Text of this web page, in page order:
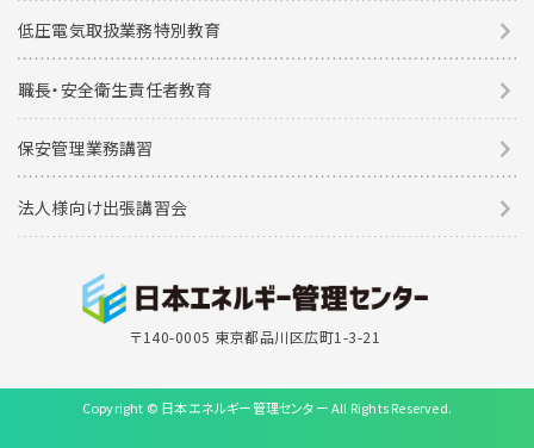
低圧電気取扱業務特別教育
職長・安全衛生責任者教育
保安管理業務講習
法人様向け出張講習会
〒140-0005 東京都品川区広町1-3-21
Copyright © 日本エネルギー管理センター All Rights Reserved.